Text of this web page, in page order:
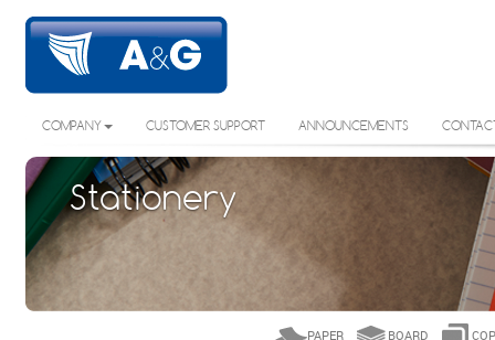
COMPANY CUSTOMER SUPPORT ANNOUNCEMENTS
Stationery
PAPER BOARD